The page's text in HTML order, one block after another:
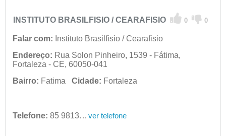
INSTITUTO BRASILFISIO / CEARAFISIO 0 0
Falar com: Instituto Brasilfisio / Cearafisio
Endereço: Rua Solon Pinheiro, 1539 - Fátima,
Fortaleza - CE, 60050-041
Bairro: Fatima Cidade: Fortaleza
Telefone: 85 98130-2530 ver telefone